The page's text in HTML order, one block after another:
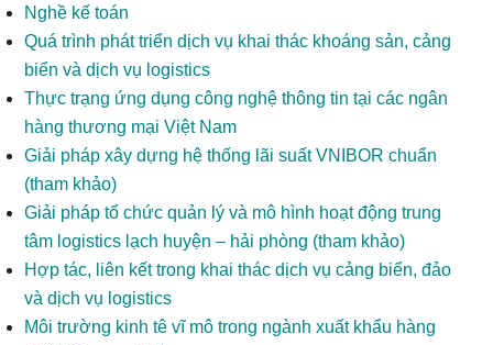
Nghề kế toán
Quá trình phát triển dịch vụ khai thác khoáng sản, cảng
biển và dịch vụ logistics
Thực trạng ứng dụng công nghệ thông tin tại các ngân
hàng thương mại Việt Nam
Giải pháp xây dựng hệ thống lãi suất VNIBOR chuẩn
(tham khảo)
Giải pháp tổ chức quản lý và mô hình hoạt động trung
tâm logistics lạch huyện – hải phòng (tham khảo)
Hợp tác, liên kết trong khai thác dịch vụ cảng biển, đảo
và dịch vụ logistics
Môi trường kinh tê vĩ mô trong ngành xuất khẩu hàng